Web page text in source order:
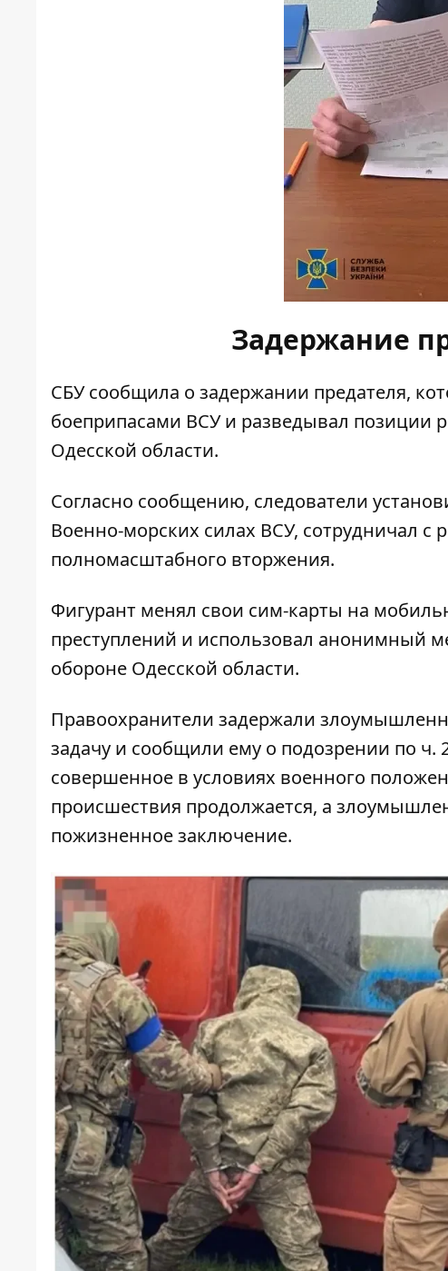
Задержание
СБУ сообщила о задержании предателя,
боеприпасами ВСУ и разведывал позиции
Одесской области.
Согласно сообщению, следователи
Военно-морских силах ВСУ, сотрудничал с
полномасштабного вторжения.
Фигурант менял свои сим-карты на
преступлений и использовал анонимный
обороне Одесской области.
Правоохранители задержали
задачу и сообщили ему о подозрении по ч.
совершенное в условиях военного
происшествия продолжается, а
пожизненное заключение.